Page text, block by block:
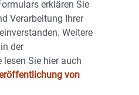
erklären Sie
Verarbeitung Ihrer
Weitere
der
lesen Sie hier auch
von